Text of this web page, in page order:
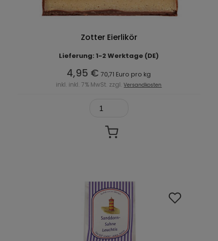
Zotter Eierlikör
Lieferung: 1-2 Werktage (DE)
4,95 € 70,71 Euro pro kg
inkl. inkl. 7% MwSt. zzgl.Versandkosten